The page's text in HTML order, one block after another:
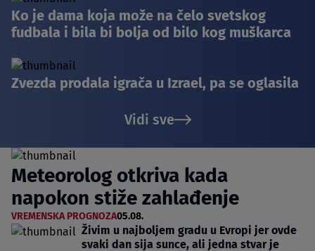
Ko je dama koja može na čelo svetskog
fudbala i bila bi bolja od bilo kog muškarca
Zvezda prodala igrača u Izrael, pa se oglasila
Vidi sve
Meteorolog otkriva kada
napokon stiže zahlađenje
VREMENSKA PROGNOZA05.08.
Živim u najboljem gradu u Evropi jer ovde
svaki dan sija sunce, ali jedna stvar je